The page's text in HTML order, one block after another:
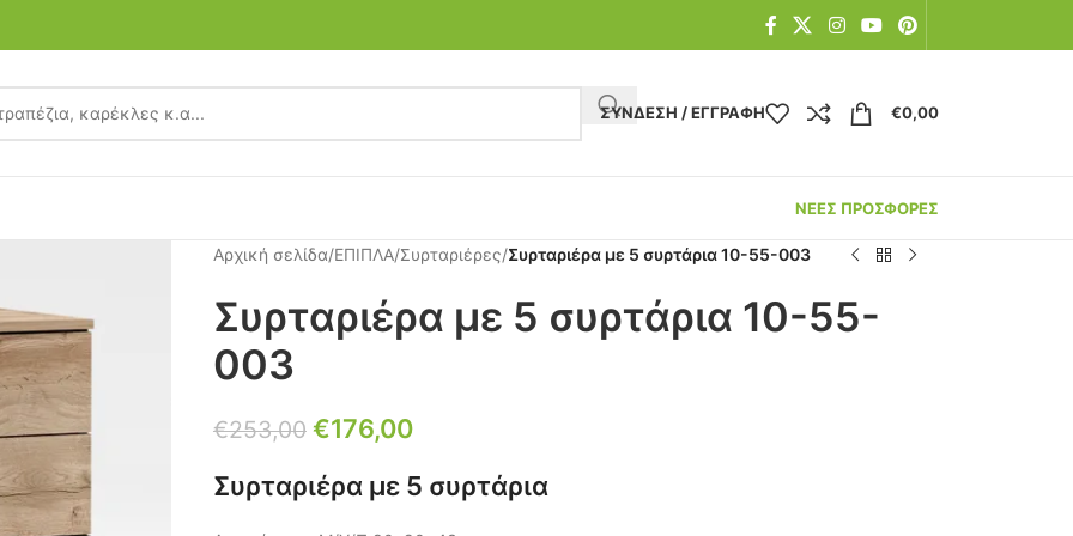
ΣΎΝΔΕΣΗ / ΕΓΓΡΑΦΉ €0,00
ΝΕΕΣ ΠΡΟΣΦΟΡΕΣ
Αρχική σελίδα/ΕΠΙΠΛΑ/Συρταριέρες/Συρταριέρα με 5 συρτάρια 10-55-003
Συρταριέρα με 5 συρτάρια 10-55-
003
€253,00 €176,00
Συρταριέρα με 5 συρτάρια